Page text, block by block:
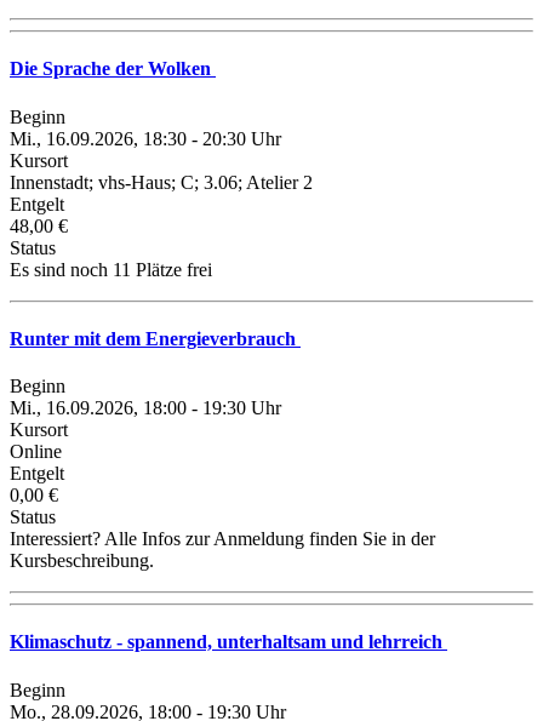
Die Sprache der Wolken
Beginn
Mi., 16.09.2026, 18:30 - 20:30 Uhr
Kursort
Innenstadt; vhs-Haus; C; 3.06; Atelier 2
Entgelt
48,00 €
Status
Es sind noch 11 Plätze frei
Runter mit dem Energieverbrauch
Beginn
Mi., 16.09.2026, 18:00 - 19:30 Uhr
Kursort
Online
Entgelt
0,00 €
Status
Interessiert? Alle Infos zur Anmeldung finden Sie in der
Kursbeschreibung.
Klimaschutz - spannend, unterhaltsam und lehrreich
Beginn
Mo., 28.09.2026, 18:00 - 19:30 Uhr